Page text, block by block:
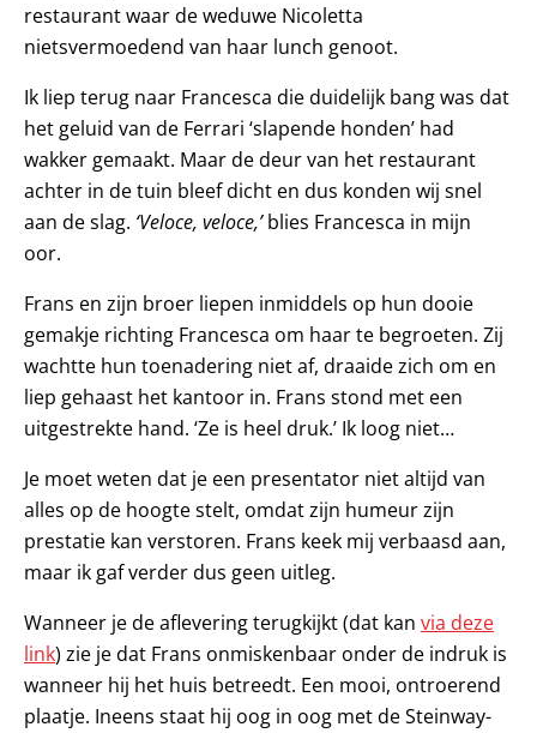
restaurant waar de weduwe Nicoletta
nietsvermoedend van haar lunch genoot.
Ik liep terug naar Francesca die duidelijk bang was dat
het geluid van de Ferrari ‘slapende honden’ had
wakker gemaakt. Maar de deur van het restaurant
achter in de tuin bleef dicht en dus konden wij snel
aan de slag. ‘Veloce, veloce,’blies Francesca in mijn
oor.
Frans en zijn broer liepen inmiddels op hun dooie
gemakje richting Francesca om haar te begroeten. Zij
wachtte hun toenadering niet af, draaide zich om en
liep gehaast het kantoor in. Frans stond met een
uitgestrekte hand. ‘Ze is heel druk.’ Ik loog niet…
Je moet weten dat je een presentator niet altijd van
alles op de hoogte stelt, omdat zijn humeur zijn
prestatie kan verstoren. Frans keek mij verbaasd aan,
maar ik gaf verder dus geen uitleg.
Wanneer je de aflevering terugkijkt (dat kan via deze
link) zie je dat Frans onmiskenbaar onder de indruk is
wanneer hij het huis betreedt. Een mooi, ontroerend
plaatje. Ineens staat hij oog in oog met de Steinway-